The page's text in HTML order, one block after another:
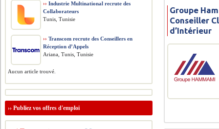
Groupe
Conseiller
d’Intérieur
›› Industrie Multinational recrute des
Collaborateurs
Tunis, Tunisie
›› Transcom recrute des Conseillers en
Réception d’Appels
Ariana, Tunis, Tunisie
Aucun article trouvé.
››Publiez vos offres d'emploi